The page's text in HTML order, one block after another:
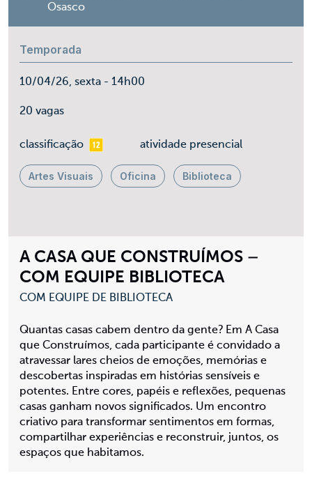
A CASA QUE CONSTRUÍMOS –
COM EQUIPE BIBLIOTECA
COM EQUIPE DE BIBLIOTECA
Quantas casas cabem dentro da gente? Em A Casa
que Construímos, cada participante é convidado a
atravessar lares cheios de emoções, memórias e
descobertas inspiradas em histórias sensíveis e
potentes. Entre cores, papéis e reflexões, pequenas
casas ganham novos significados. Um encontro
criativo para transformar sentimentos em formas,
compartilhar experiências e reconstruir, juntos, os
espaços que habitamos.
Osasco
Temporada
10/04/26, sexta - 14h00
20 vagas
classificaçãomais 12 atividade presencial
Artes Visuais Oficina Biblioteca